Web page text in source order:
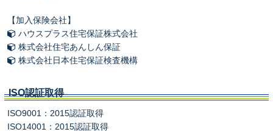
【加入保険会社】
ハウスプラス住宅保証株式会社
株式会社住宅あんしん保証
株式会社日本住宅保証検査機構
ISO認証取得
ISO9001：2015認証取得
ISO14001：2015認証取得